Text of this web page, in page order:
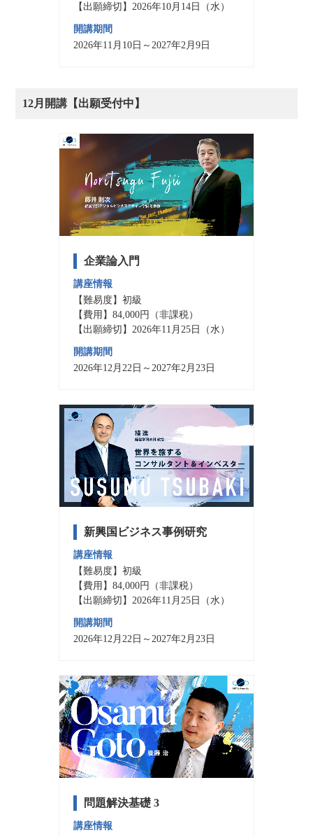
【出願締切】2026年10月14日（水）
開講期間
2026年11月10日～2027年2月9日
12月開講【出願受付中】
企業論入門
講座情報
【難易度】初級
【費用】84,000円（非課税）
【出願締切】2026年11月25日（水）
開講期間
2026年12月22日～2027年2月23日
新興国ビジネス事例研究
講座情報
【難易度】初級
【費用】84,000円（非課税）
【出願締切】2026年11月25日（水）
開講期間
2026年12月22日～2027年2月23日
問題解決基礎 3
講座情報